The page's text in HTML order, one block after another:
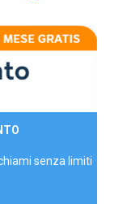
senza limiti